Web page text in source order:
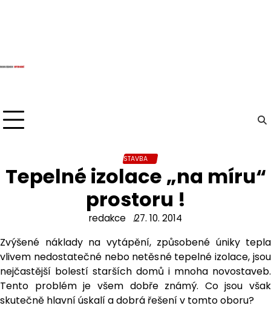
STAVBA
Tepelné izolace „na míru“
prostoru !
redakce 27. 10. 2014
Zvýšené náklady na vytápění, způsobené úniky tepla
vlivem nedostatečné nebo netěsné tepelné izolace, jsou
nejčastější bolestí starších domů i mnoha novostaveb.
Tento problém je všem dobře známý. Co jsou však
skutečně hlavní úskalí a dobrá řešení v tomto oboru?